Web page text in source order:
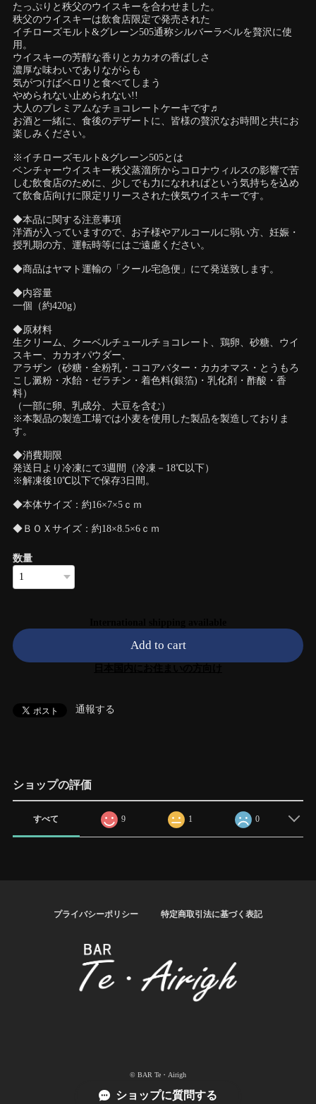
たっぷりと秩父のウイスキーを合わせました。
秩父のウイスキーは飲食店限定で発売された
イチローズモルト&グレーン505通称シルバーラベルを贅沢に使
用。
ウイスキーの芳醇な香りとカカオの香ばしさ
濃厚な味わいでありながらも
気がつけばペロリと食べてしまう
やめられない止められない!!
大人のプレミアムなチョコレートケーキです♬
お酒と一緒に、食後のデザートに、皆様の贅沢なお時間と共にお
楽しみください。
※イチローズモルト&グレーン505とは
ベンチャーウイスキー秩父蒸溜所からコロナウィルスの影響で苦
しむ飲食店のために、少しでも力になれればという気持ちを込め
て飲食店向けに限定リリースされた侠気ウイスキーです。
◆本品に関する注意事項
洋酒が入っていますので、お子様やアルコールに弱い方、妊娠・
授乳期の方、運転時等にはご遠慮ください。
◆商品はヤマト運輸の「クール宅急便」にて発送致します。
◆内容量
一個（約420g）
◆原材料
生クリーム、クーベルチュールチョコレート、鶏卵、砂糖、ウイ
スキー、カカオパウダー、
アラザン（砂糖・全粉乳・ココアバター・カカオマス・とうもろ
こし澱粉・水飴・ゼラチン・着色料(銀箔)・乳化剤・酢酸・香
料）
（一部に卵、乳成分、大豆を含む）
※本製品の製造工場では小麦を使用した製品を製造しておりま
す。
◆消費期限
発送日より冷凍にて3週間（冷凍－18℃以下）
※解凍後10℃以下で保存3日間。
◆本体サイズ：約16×7×5ｃｍ
◆ＢＯＸサイズ：約18×8.5×6ｃｍ
数量
Add to cart
通報する
ショップの評価
すべて 9 1 0
プライバシーポリシー 特定商取引法に基づく表記
© BAR Te・Airigh
ショップに質問する